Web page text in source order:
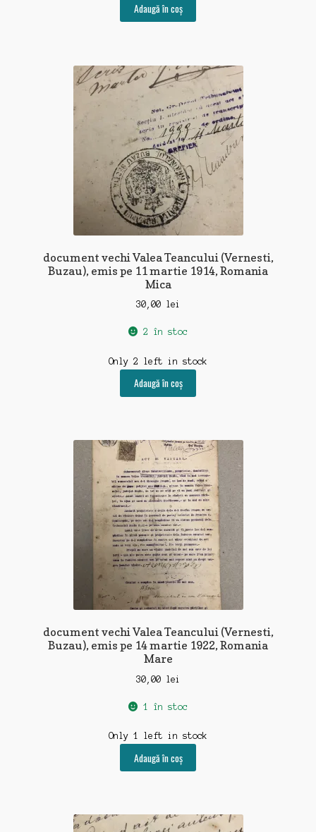
Adaugă în coș
document vechi Valea Teancului (Vernesti,
Buzau), emis pe 11 martie 1914, Romania
Mica
30,00 lei
2 în stoc
Only 2 left in stock
Adaugă în coș
document vechi Valea Teancului (Vernesti,
Buzau), emis pe 14 martie 1922, Romania
Mare
30,00 lei
1 în stoc
Only 1 left in stock
Adaugă în coș